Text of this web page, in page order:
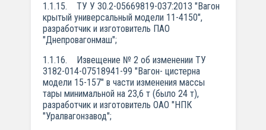
1.1.15. ТУ У 30.2-05669819-037:2013 "Вагон
крытый универсальный модели 11-4150",
разработчик и изготовитель ПАО
"Днепровагонмаш";
1.1.16. Извещение № 2 об изменении ТУ
3182-014-07518941-99 "Вагон- цистерна
модели 15-157" в части изменения массы
тары минимальной на 23,6 т (было 24 т),
разработчик и изготовитель ОАО "НПК
"Уралвагонзавод";